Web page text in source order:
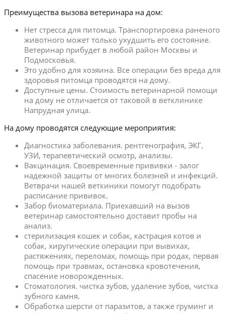
Преимущества вызова ветеринара на дом:
Нет стресса для питомца. Транспортировка раненого
животного может только ухудшить его состояние.
Ветеринар прибудет в любой район Москвы и
Подмосковья.
Это удобно для хозяина. Все операции без вреда для
здоровья питомца проводятся на дому.
Доступные цены. Стоимость ветеринарной помощи
на дому не отличается от таковой в ветклинике
Напрудная улица.
На дому проводятся следующие мероприятия:
Диагностика заболевания. рентгенография, ЭКГ,
УЗИ, терапевтический осмотр, анализы.
Вакцинация. Своевременные прививки - залог
надежной защиты от многих болезней и инфекций.
Ветврачи нашей веткиники помогут подобрать
расписание прививок.
Забор биоматериала. Приехавший на вызов
ветеринар самостоятельно доставит пробы на
анализ.
стерилизация кошек и собак, кастрация котов и
собак, хиругические операции при вывихах,
растяжениях, переломах, помощь при родах, первая
помощь при травмах, остановка кровотечения,
спасение новорожденных.
Стоматология. чистка зубов, удаление зубов, чистка
зубного камня.
Обработка шерсти от паразитов, а также груминг и